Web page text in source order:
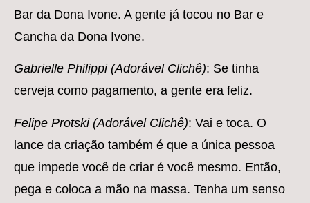
Bar da Dona Ivone. A gente já tocou no Bar e
Cancha da Dona Ivone.
Gabrielle Philippi (Adorável Clichê): Se tinha
cerveja como pagamento, a gente era feliz.
Felipe Protski (Adorável Clichê): Vai e toca. O
lance da criação também é que a única pessoa
que impede você de criar é você mesmo. Então,
pega e coloca a mão na massa. Tenha um senso